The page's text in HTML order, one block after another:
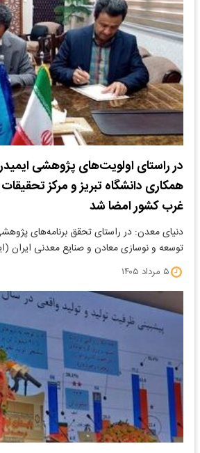
در راستای اولویت‌های پژوهشی
همکاری دانشگاه تبریز و مرکز
غرب کشور امضا شد
دنیای معدن: در راستای تحقق برنامه‌های
توسعه و نوسازی معادن و صنایع معدنی ایران
۵ مرداد ۱۴۰۵